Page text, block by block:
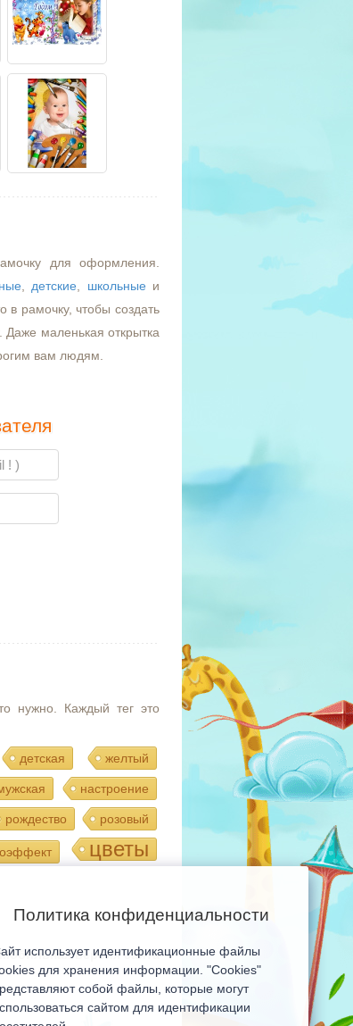
для оформления.
детские школьные и
в рамочку, чтобы создать
маленькая открытка
вам людям.
нужно. Каждый тег это
детская желтый
настроение
рождество розовый
цветы
Мобильная версия сайта
Политика конфиденциальности
использует идентификационные файлы
для хранения информации. "Cookies"
собой файлы, которые могут
сайтом для идентификации